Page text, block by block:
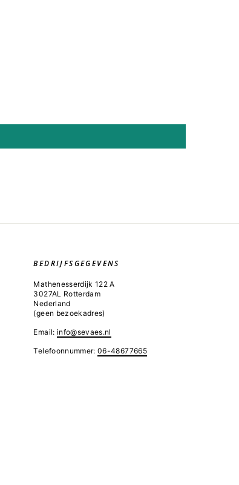
BEDRIJFSGEGEVENS
Mathenesserdijk 122 A
3027AL Rotterdam
Nederland
(geen bezoekadres)
Email: info@sevaes.nl
Telefoonnummer:06-48677665